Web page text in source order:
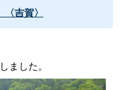
吉賀〉
ました。